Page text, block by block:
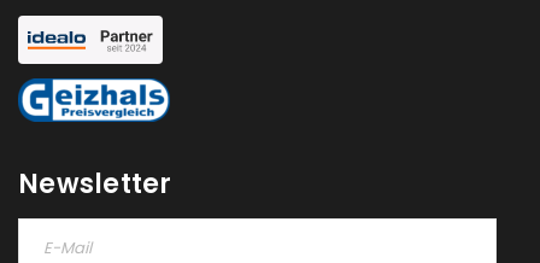
NEWSLETTER ABONNIEREN
Please select all the ways you would like to hear from
us
Ich stimme zu
Ja, ich möchte ein Kundenkonto eröffnen und
Newsletter